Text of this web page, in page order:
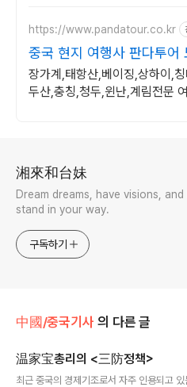
https://www.pandatour.co.kr
중국 현지 여행사 판다투어
옵션,노팁
장가계,태항산,베이징,상하이,
두산,충칭,청두,윈난,계림전문
湘來和台妹
Dream dreams, have visions,
stand in your way.
구독하기
中國/중국기사 의 다른 글
温家宝총리의 <三防정책>
최근 중국의 경제기조로서 자주 인용되고